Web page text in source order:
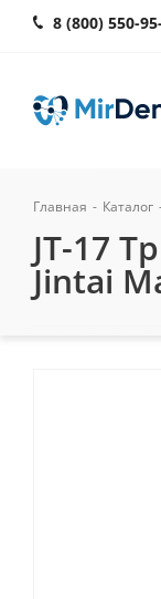
8 (800) 550-
Главная - Каталог
JT-17
Jintai